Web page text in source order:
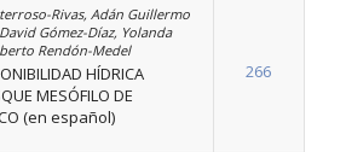
Rivas, Adán Guillermo
Gómez-Díaz, Yolanda
Rendón-Medel
HÍDRICA
MESÓFILO DE
(en español)
266